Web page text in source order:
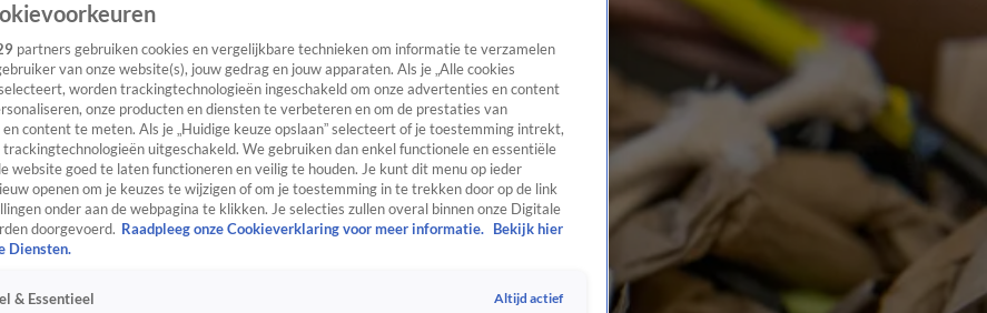
partners gebruiken cookies en vergelijkbare technieken om informatie te verzamelen
van onze website(s), jouw gedrag en jouw apparaten. Als je „Alle cookies
worden trackingtechnologieën ingeschakeld om onze advertenties en content
onze producten en diensten te verbeteren en om de prestaties van
content te meten. Als je „Huidige keuze opslaan” selecteert of je toestemming intrekt,
uitgeschakeld. We gebruiken dan enkel functionele en essentiële
website goed te laten functioneren en veilig te houden. Je kunt dit menu op ieder
openen om je keuzes te wijzigen of om je toestemming in te trekken door op de link
onder aan de webpagina te klikken. Je selecties zullen overal binnen onze Digitale
doorgevoerd. Raadpleeg onze Cookieverklaring voor meer informatie.
Bekijk hier
Diensten.
& Essentieel Altijd actief